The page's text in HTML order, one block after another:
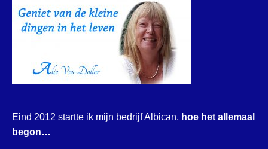
Eind 2012 startte ik mijn bedrijf Albican, hoe het allemaal
begon…